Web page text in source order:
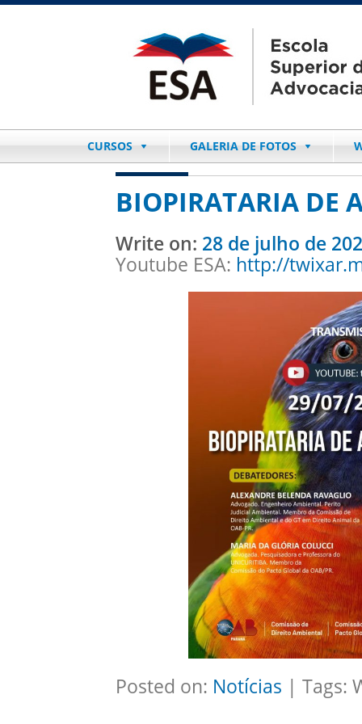
CURSOS GALERIA DE FOTOS
BIOPIRATARIA DE
Write on: 28 de julho de
Youtube ESA: http://
Posted on: Notícias | Tags: